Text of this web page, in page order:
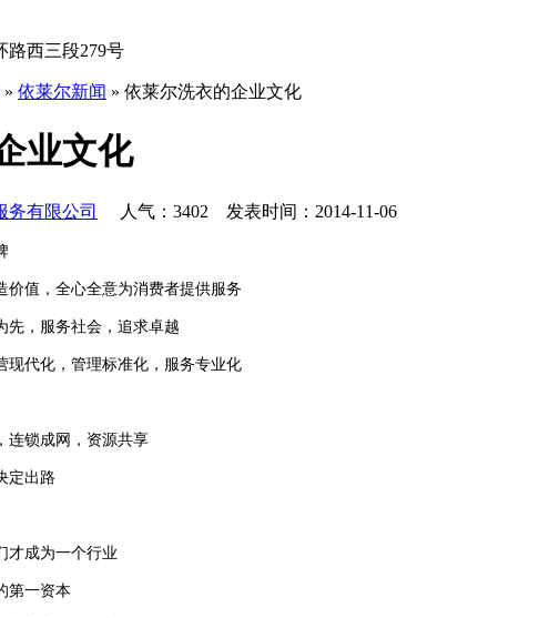
路西三段279号
» 依莱尔新闻 » 依莱尔洗衣的企业文化
业文化
务有限公司 人气：3402 发表时间：2014-11-06
价值，全心全意为消费者提供服务
先，服务社会，追求卓越
现代化，管理标准化，服务专业化
连锁成网，资源共享
定出路
才成为一个行业
第一资本